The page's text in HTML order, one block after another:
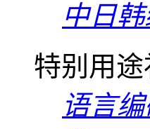
中日
特别用
语言